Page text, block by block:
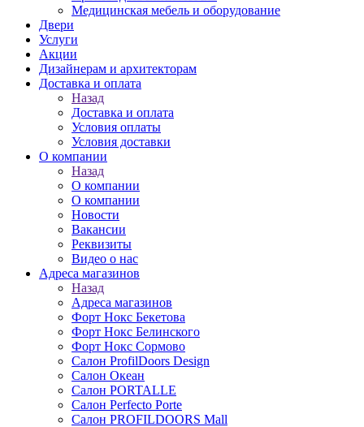
Медицинская мебель и оборудование
Двери
Услуги
Акции
Дизайнерам и архитекторам
Доставка и оплата
Назад
Доставка и оплата
Условия оплаты
Условия доставки
О компании
Назад
О компании
О компании
Новости
Вакансии
Реквизиты
Видео о нас
Адреса магазинов
Назад
Адреса магазинов
Форт Нокс Бекетова
Форт Нокс Белинского
Форт Нокс Сормово
Салон ProfilDoors Design
Салон Океан
Салон PORTALLE
Салон Perfecto Portе
Салон PROFILDOORS Mall